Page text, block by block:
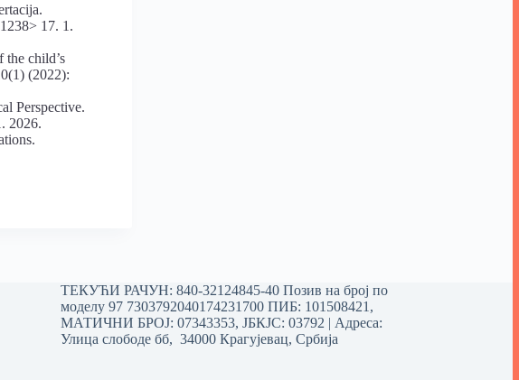
17. 1.
child’s
(2022):
Perspective.
2026.
ТЕКУЋИ РАЧУН: 840-32124845-40 Позив на број по
моделу 97 7303792040174231700ПИБ: 101508421,
МАТИЧНИ БРОЈ: 07343353, ЈБКЈС: 03792 | Aдреса:
Улица слободе бб, 34000 Крагујевац, Србија